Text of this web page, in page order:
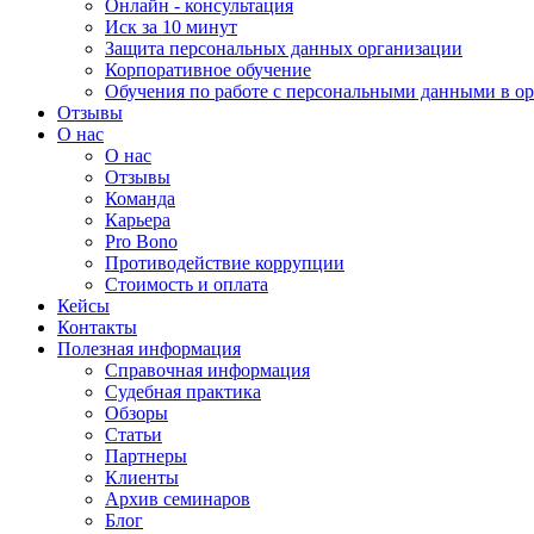
Онлайн - консультация
Иск за 10 минут
Защита персональных данных организации
Корпоративное обучение
Обучения по работе с персональными данными в
Отзывы
О нас
О нас
Отзывы
Команда
Карьера
Pro Bono
Противодействие коррупции
Стоимость и оплата
Кейсы
Контакты
Полезная информация
Справочная информация
Судебная практика
Обзоры
Статьи
Партнеры
Клиенты
Архив семинаров
Блог